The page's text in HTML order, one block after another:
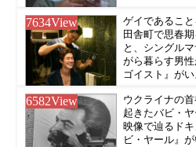
7634View
ゲイであるこ
田舎町で思春
と、シングル
がら暮らす男
ゴイスト』が
6582View
ウクライナの
起きたバビ・
映像で辿るド
ビ・ヤール』